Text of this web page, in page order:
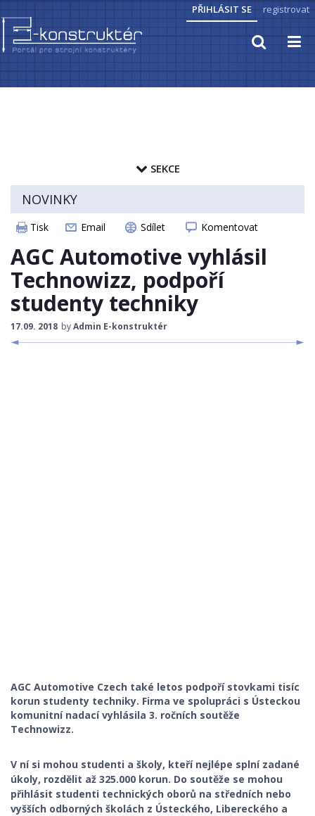
PŘIHLÁSIT SE registrovat
PŘEVODY JEDNOTEK
CAD MODELY
STROJNICKÉ TABULKY
SEKCE
ELEKTROPOHONY
SENZORIKA
ZAJÍMAVOSTI
NOVINKY
Tisk Email Sdílet Komentovat
AGC Automotive vyhlásil
Technowizz, podpoří
studenty techniky
17.09. 2018 byAdmin E-konstruktér
AGC Automotive Czech také letos podpoří stovkami tisíc
korun studenty techniky. Firma ve spolupráci s Ústeckou
komunitní nadací vyhlásila 3. ročních soutěže
Technowizz.
V ní si mohou studenti a školy, kteří nejlépe splní zadané
úkoly, rozdělit až 325.000 korun. Do soutěže se mohou
přihlásit studenti technických oborů na středních nebo
vyšších odborných školách z Ústeckého, Libereckého a